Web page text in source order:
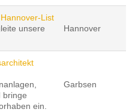
List
unsere
Hannover
bringe
ein.
Garbsen